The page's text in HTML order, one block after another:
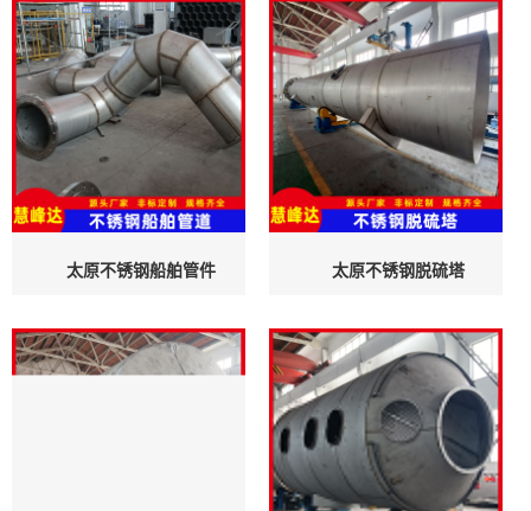
太原不锈钢船舶管件 太原不锈钢脱硫塔